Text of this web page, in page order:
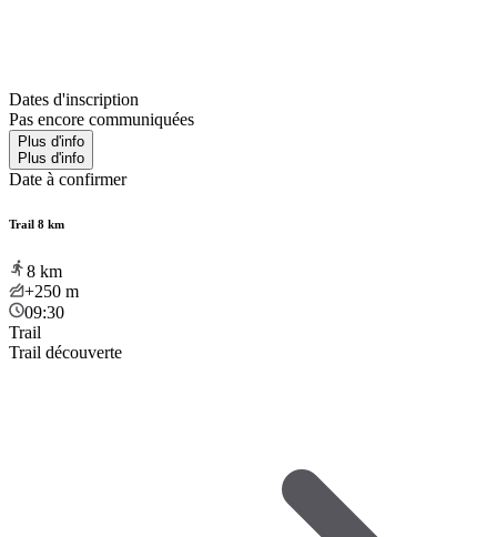
Dates d'inscription
Pas encore communiquées
Plus d'info
Plus d'info
Date à confirmer
Trail 8 km
8 km
+250 m
09:30
Trail
Trail découverte